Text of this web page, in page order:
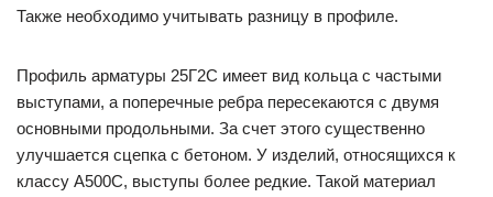
Также необходимо учитывать разницу в профиле.
Профиль арматуры 25Г2С имеет вид кольца с частыми
выступами, а поперечные ребра пересекаются с двумя
основными продольными. За счет этого существенно
улучшается сцепка с бетоном. У изделий, относящихся к
классу А500С, выступы более редкие. Такой материал